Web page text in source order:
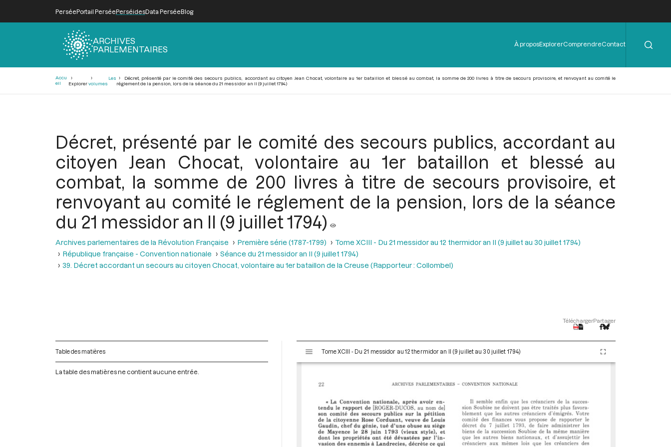
PerséePortail PerséePerséidesData PerséeBlog
ARCHIVES
PARLEMENTAIRES
Menu
de
À proposExplorerComprendreContact
Accu
eil
Explorer
Les
volumes
Décret, présenté par le comité des secours publics, accordant au citoyen Jean Chocat, volontaire au 1er bataillon et blessé au combat, la somme de 200 livres à titre de secours provisoire, et renvoyant au comité le
réglement de la pension, lors de la séance du 21 messidor an II (9 juillet 1794)
Décret, présenté par le comité des secours publics, accordant au
citoyen Jean Chocat, volontaire au 1er bataillon et blessé au
combat, la somme de 200 livres à titre de secours provisoire, et
renvoyant au comité le réglement de la pension, lors de la séance
du 21 messidor an II (9 juillet 1794)
Archives parlementaires de la Révolution Française Première série (1787-1799)
Tome XCIII - Du 21 messidor au 12 thermidor an II (9 juillet au 30 juillet 1794)
République française - Convention nationale
Séance du 21 messidor an II (9 juillet 1794)
39. Décret accordant un secours au citoyen Chocat, volontaire au 1er bataillon de la Creuse (Rapporteur : Collombel)
TéléchargerPartager
Table des matières
La table des matières ne contient aucune entrée.
s
Tome XCIII - Du 21 messidor au 12 thermidor an II (9 juillet au 30 juillet 1794)